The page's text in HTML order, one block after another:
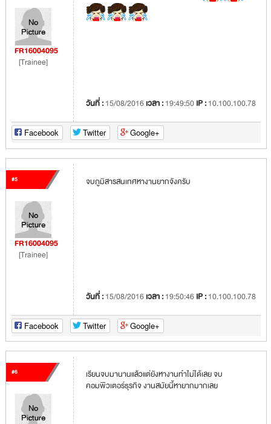
FR16004095
[Trainee]
วันที่ :15/08/2016เวลา :19:49:50IP :10.100.100.78
Facebook Twitter Google+
#5
FR16004095
[Trainee]
จบภูมิสารสนเทศหางานยากจังครับ
วันที่ :15/08/2016เวลา :19:50:46IP :10.100.100.78
Facebook Twitter Google+
#6
เรียนจบมานานแล้วแต่ยังหางานทำไม่ได้เลย จบ
คอมพิวเตอร์ธุรกิจ งานสมัยนี้หายากมากเลย